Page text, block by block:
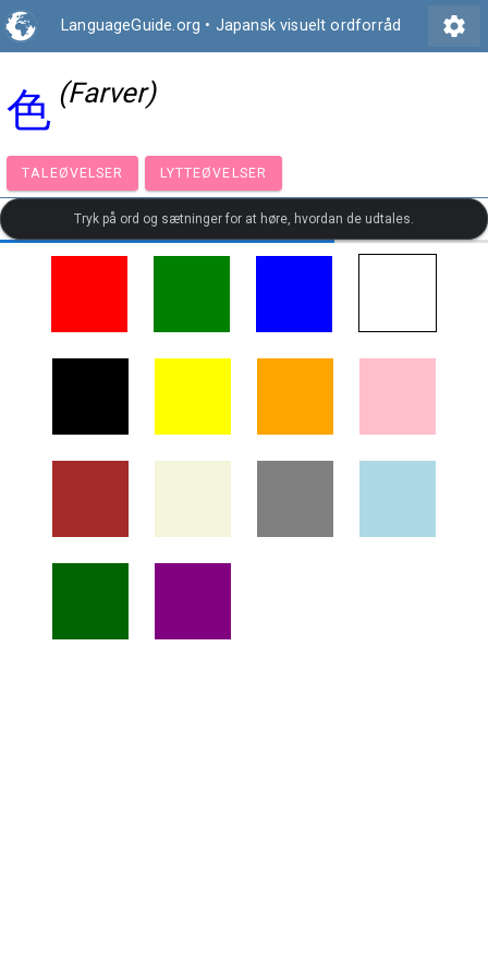
LanguageGuide.org • Japansk visuelt ordforråd settings
色 (Farver)
TALEØVELSER LYTTEØVELSER
Tryk på ord og sætninger for at høre, hvordan de udtales.